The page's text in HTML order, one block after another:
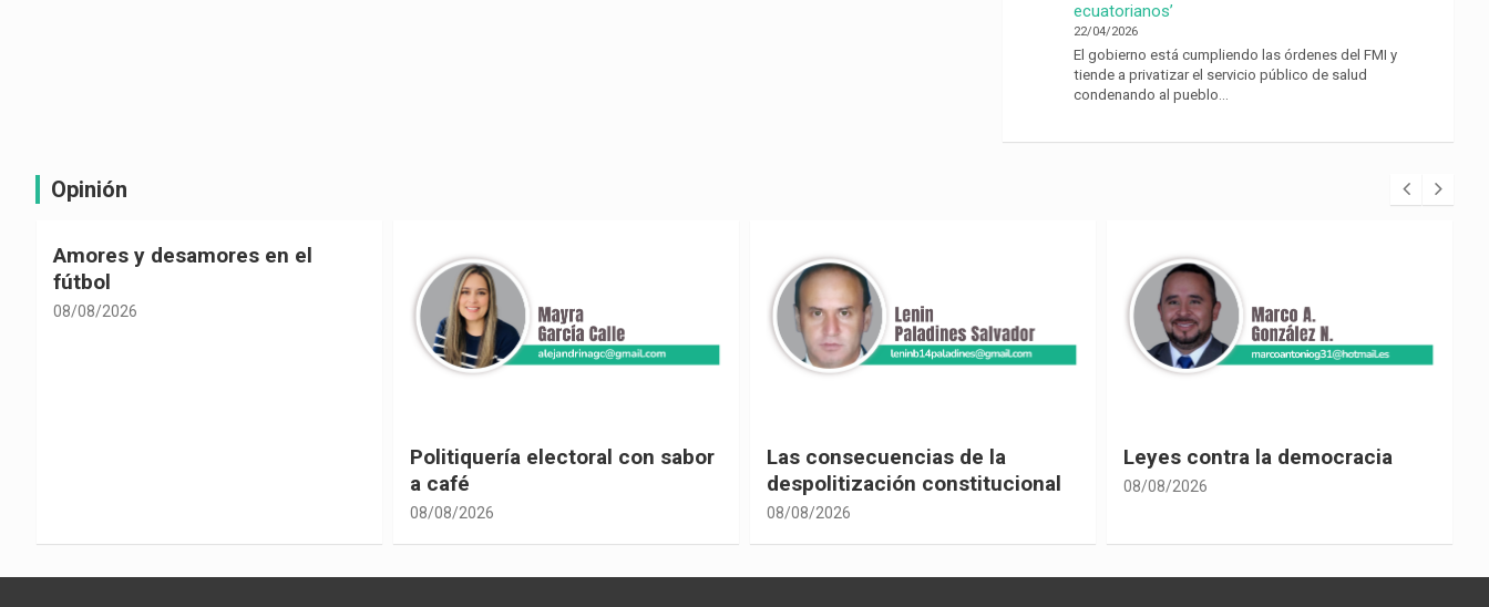
ecuatorianos’
22/04/2026
El gobierno está cumpliendo las órdenes del FMI y
tiende a privatizar el servicio público de salud
condenando al pueblo…
Opinión
Las consecuencias de la
despolitización constitucional
08/08/2026
Leyes contra la democracia
08/08/2026
Cine ecuatoriano
08/08/2026